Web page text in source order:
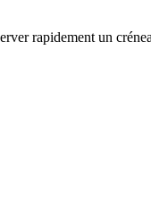
rapidement un